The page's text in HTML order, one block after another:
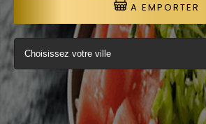
VOTRE COMPTE
NOTRE RESTAURANT
VOS AVIS
A EMPORTER